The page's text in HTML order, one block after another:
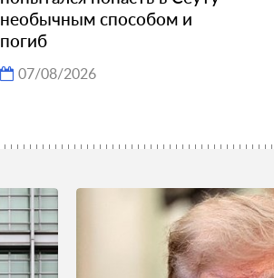
необычным способом и
погиб
07/08/2026